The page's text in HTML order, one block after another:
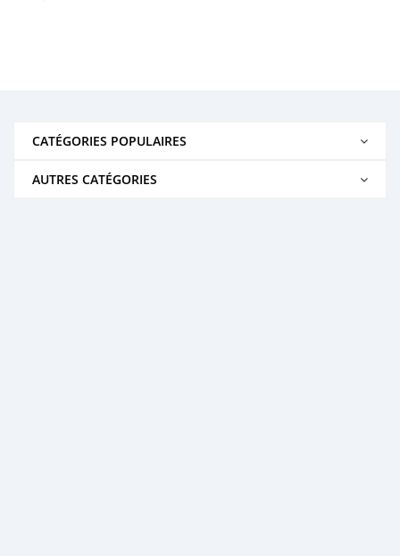
CATÉGORIES POPULAIRES
AUTRES CATÉGORIES